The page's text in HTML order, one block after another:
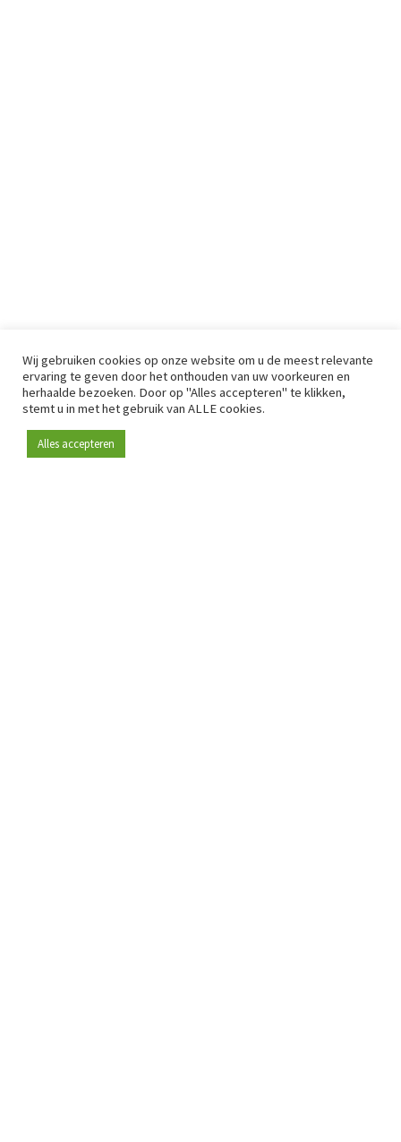
Wij gebruiken cookies op onze website om u de meest relevante
ervaring te geven door het onthouden van uw voorkeuren en
herhaalde bezoeken. Door op "Alles accepteren" te klikken,
stemt u in met het gebruik van ALLE cookies.
Alles accepteren